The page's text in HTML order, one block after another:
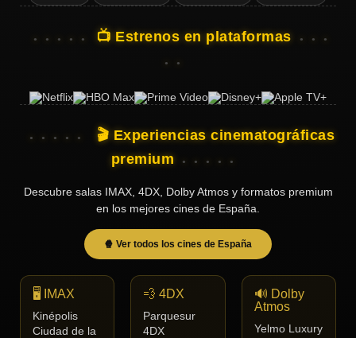
📺 Estrenos en plataformas
🎬 Experiencias cinematográficas
premium
Descubre salas IMAX, 4DX, Dolby Atmos y formatos premium
en los mejores cines de España.
🍿 Ver todos los cines de España
🖥️ IMAX
Kinépolis
Ciudad de la
💨 4DX
Parquesur
4DX
🔊 Dolby
Atmos
Yelmo Luxury